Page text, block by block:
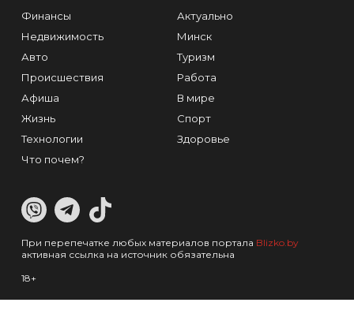
Финансы
Недвижимость
Авто
Происшествия
Афиша
Жизнь
Технологии
Что почем?
Актуально
Минск
Туризм
Работа
В мире
Спорт
Здоровье
При перепечатке любых материалов портала Blizko.by
активная ссылка на источник обязательна
18+